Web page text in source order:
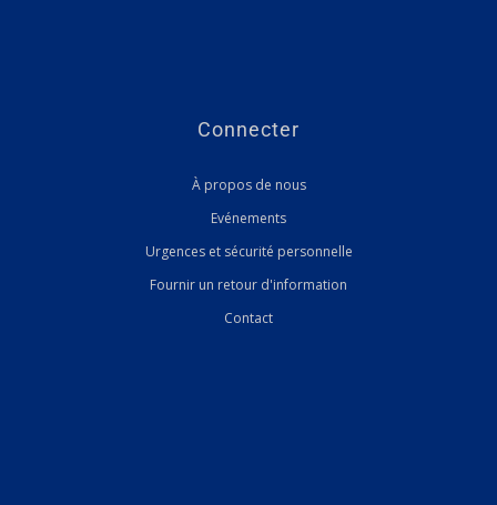
Connecter
À propos de nous
Evénements
Urgences et sécurité personnelle
Fournir un retour d'information
Contact